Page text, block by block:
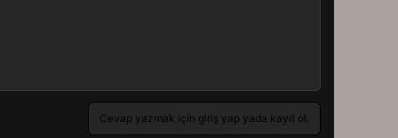
Cevap yazmak için giriş yap yada kayıt ol.